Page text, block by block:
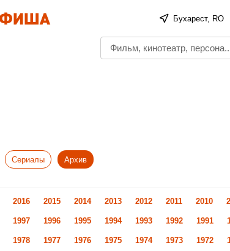
Бухарест, RO
Сериалы Архив
2016 2015 2014 2013 2012 2011 2010
1997 1996 1995 1994 1993 1992 1991
1978 1977 1976 1975 1974 1973 1972